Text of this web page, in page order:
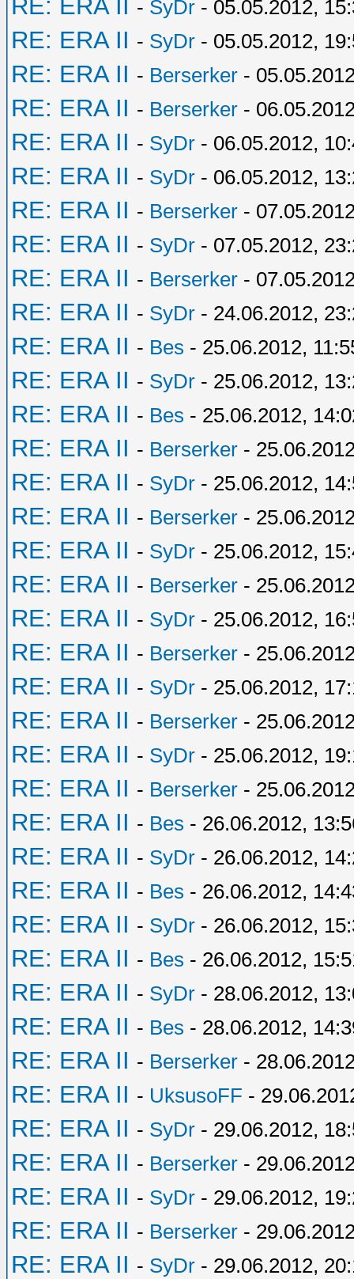
RE: ERA II - SyDr - 05.05.2012,
RE: ERA II - SyDr - 05.05.2012,
RE: ERA II - Berserker -
RE: ERA II - Berserker -
RE: ERA II - SyDr - 06.05.2012,
RE: ERA II - SyDr - 06.05.2012,
RE: ERA II - Berserker -
RE: ERA II - SyDr - 07.05.2012,
RE: ERA II - Berserker -
RE: ERA II - SyDr - 24.06.2012,
RE: ERA II - Bes - 25.06.2012,
RE: ERA II - SyDr - 25.06.2012,
RE: ERA II - Bes - 25.06.2012,
RE: ERA II - Berserker -
RE: ERA II - SyDr - 25.06.2012,
RE: ERA II - Berserker -
RE: ERA II - SyDr - 25.06.2012,
RE: ERA II - Berserker -
RE: ERA II - SyDr - 25.06.2012,
RE: ERA II - Berserker -
RE: ERA II - SyDr - 25.06.2012,
RE: ERA II - Berserker -
RE: ERA II - SyDr - 25.06.2012,
RE: ERA II - Berserker -
RE: ERA II - Bes - 26.06.2012,
RE: ERA II - SyDr - 26.06.2012,
RE: ERA II - Bes - 26.06.2012,
RE: ERA II - SyDr - 26.06.2012,
RE: ERA II - Bes - 26.06.2012,
RE: ERA II - SyDr - 28.06.2012,
RE: ERA II - Bes - 28.06.2012,
RE: ERA II - Berserker -
RE: ERA II - UksusoFF -
RE: ERA II - SyDr - 29.06.2012,
RE: ERA II - Berserker -
RE: ERA II - SyDr - 29.06.2012,
RE: ERA II - Berserker -
RE: ERA II - SyDr - 29.06.2012,